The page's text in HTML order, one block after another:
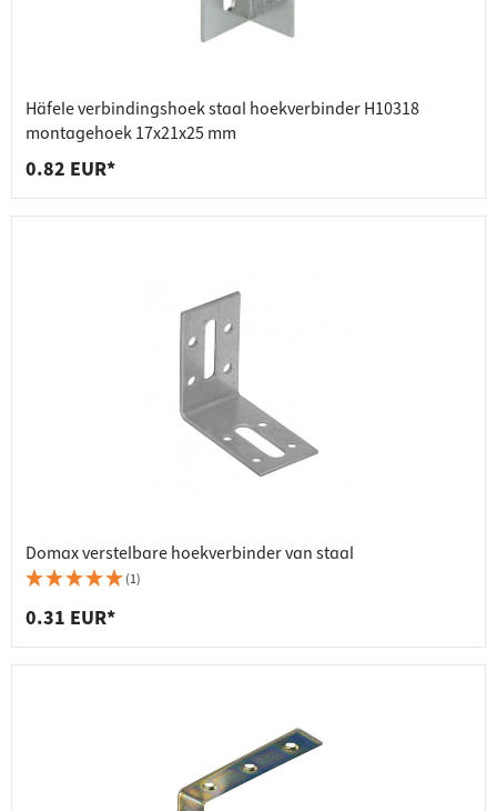
Häfele verbindingshoek staal hoekverbinder H10318
montagehoek 17x21x25 mm
0.82 EUR*
Domax verstelbare hoekverbinder van staal
(1)
0.31 EUR*